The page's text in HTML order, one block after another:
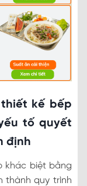
thiết kế bếp
tố quyết
định
khác biệt bằng
thành quy trình